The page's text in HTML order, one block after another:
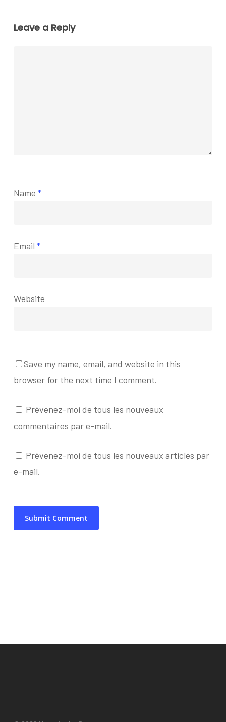
Leave a Reply
Name *
Email *
Website
Save my name, email, and website in this
browser for the next time I comment.
Prévenez-moi de tous les nouveaux
commentaires par e-mail.
Prévenez-moi de tous les nouveaux articles par
e-mail.